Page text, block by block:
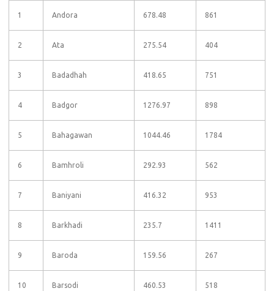
1 Andora 678.48 861
2 Ata 275.54 404
3 Badadhah 418.65 751
4 Badgor 1276.97 898
5 Bahagawan 1044.46 1784
6 Bamhroli 292.93 562
7 Baniyani 416.32 953
8 Barkhadi 235.7 1411
9 Baroda 159.56 267
10 Barsodi 460.53 518